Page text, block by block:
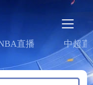
直播 中超直